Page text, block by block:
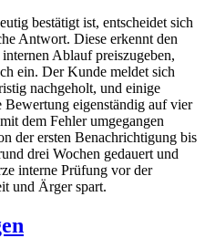
bestätigt ist, entscheidet sich
Antwort. Diese erkennt den
Ablauf preiszugeben,
ein. Der Kunde meldet sich
nachgeholt, und einige
Bewertung eigenständig auf vier
dem Fehler umgegangen
der ersten Benachrichtigung bis
drei Wochen gedauert und
interne Prüfung vor der
und Ärger spart.